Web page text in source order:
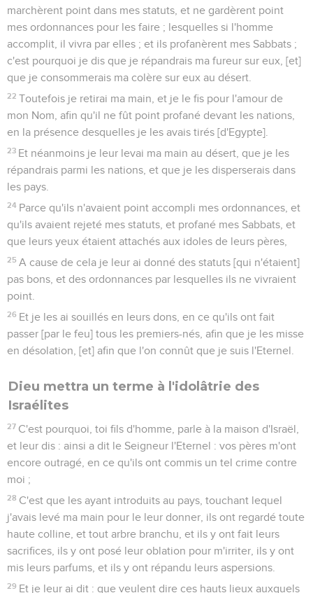
marchèrent point dans mes statuts, et ne gardèrent point
mes ordonnances pour les faire ; lesquelles si l'homme
accomplit, il vivra par elles ; et ils profanèrent mes Sabbats ;
c'est pourquoi je dis que je répandrais ma fureur sur eux, [et]
que je consommerais ma colère sur eux au désert.
22 Toutefois je retirai ma main, et je le fis pour l'amour de
mon Nom, afin qu'il ne fût point profané devant les nations,
en la présence desquelles je les avais tirés [d'Egypte].
23 Et néanmoins je leur levai ma main au désert, que je les
répandrais parmi les nations, et que je les disperserais dans
les pays.
24 Parce qu'ils n'avaient point accompli mes ordonnances, et
qu'ils avaient rejeté mes statuts, et profané mes Sabbats, et
que leurs yeux étaient attachés aux idoles de leurs pères,
25 A cause de cela je leur ai donné des statuts [qui n'étaient]
pas bons, et des ordonnances par lesquelles ils ne vivraient
point.
26 Et je les ai souillés en leurs dons, en ce qu'ils ont fait
passer [par le feu] tous les premiers-nés, afin que je les misse
en désolation, [et] afin que l'on connût que je suis l'Eternel.
Dieu mettra un terme à l'idolâtrie des
Israélites
27 C'est pourquoi, toi fils d'homme, parle à la maison d'Israël,
et leur dis : ainsi a dit le Seigneur l'Eternel : vos pères m'ont
encore outragé, en ce qu'ils ont commis un tel crime contre
moi ;
28 C'est que les ayant introduits au pays, touchant lequel
j'avais levé ma main pour le leur donner, ils ont regardé toute
haute colline, et tout arbre branchu, et ils y ont fait leurs
sacrifices, ils y ont posé leur oblation pour m'irriter, ils y ont
mis leurs parfums, et ils y ont répandu leurs aspersions.
29 Et je leur ai dit : que veulent dire ces hauts lieux auxquels